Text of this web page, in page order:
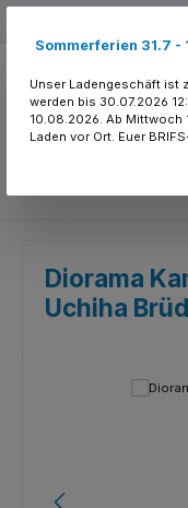
Diorama
Uchiha
Bildergalerie
Sommerferien 31.7 -
Unser Ladengeschäft ist
werden bis 30.07.2026
10.08.2026. Ab Mittwoch
Laden vor Ort. Euer